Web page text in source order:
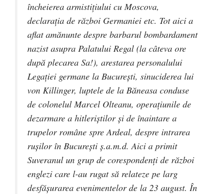
încheierea armistiţiului cu Moscova,
declaraţia de război Germaniei etc. Tot aici a
aflat amănunte despre barbarul bombardament
nazist asupra Palatului Regal (la câteva ore
după plecarea Sa!), arestarea personalului
Legaţiei germane la Bucureşti, sinuciderea lui
von Killinger, luptele de la Băneasa conduse
de colonelul Marcel Olteanu, operaţiunile de
dezarmare a hitleriştilor şi de înaintare a
trupelor române spre Ardeal, despre intrarea
ruşilor în Bucureşti ş.a.m.d. Aici a primit
Suveranul un grup de corespondenţi de război
englezi care l-au rugat să relateze pe larg
desfăşurarea evenimentelor de la 23 august. În